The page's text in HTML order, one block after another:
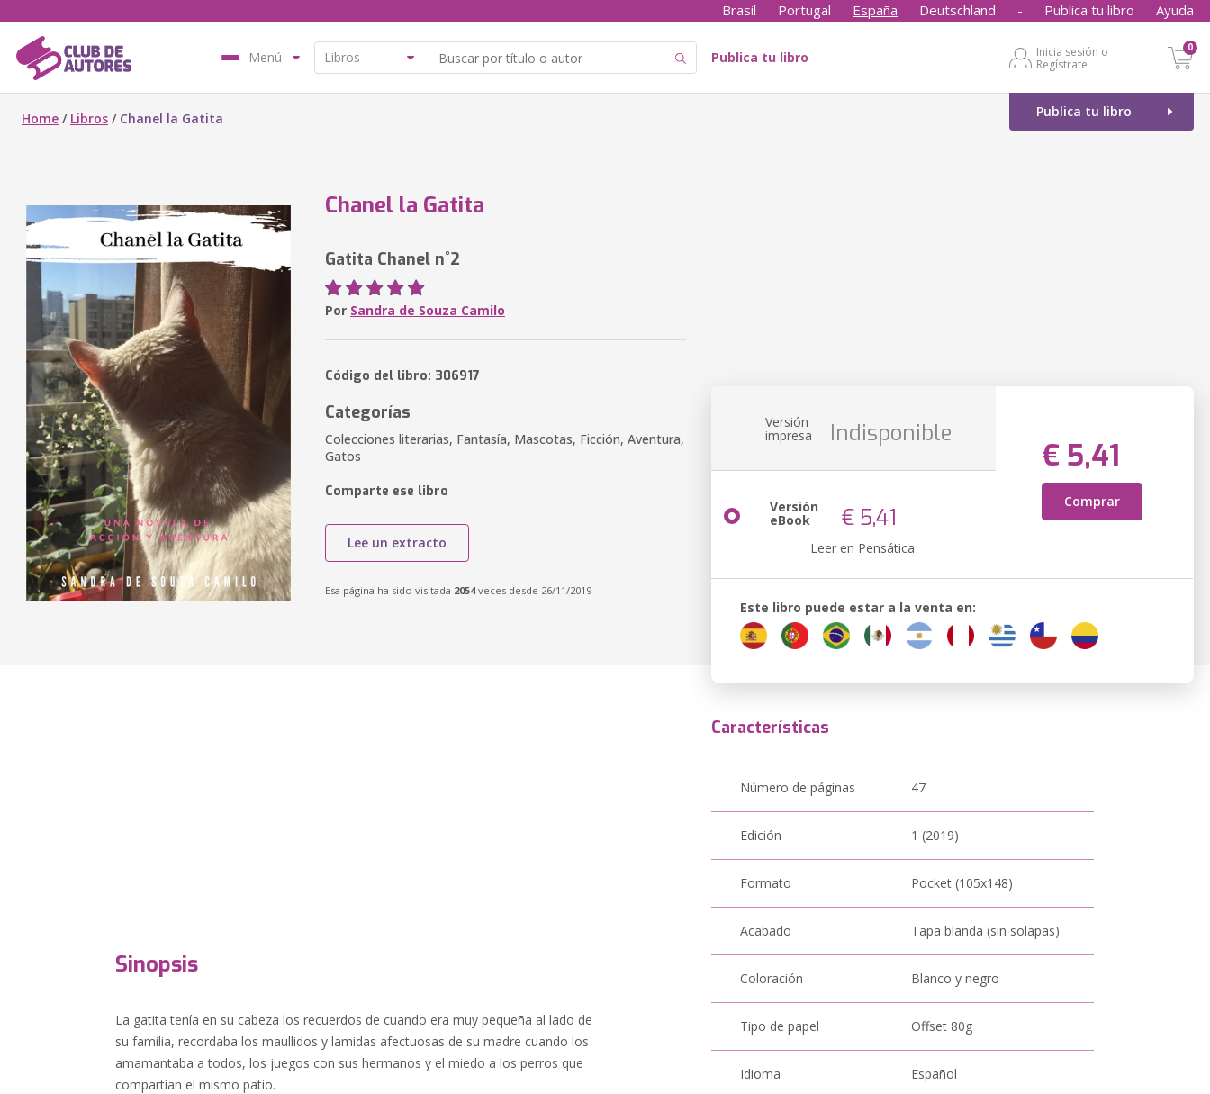
Brasil Portugal España Deutschland - Publica tu libro Ayuda
Menú Publica tu libro
Inicia sesión o
Regístrate
0
Publica tu libro
Home / Libros / Chanel la Gatita
Chanel la Gatita
Gatita Chanel n˚2
Por Sandra de Souza Camilo
Código del libro: 306917
Categorías
Colecciones literarias, Fantasía, Mascotas, Ficción, Aventura,
Gatos
Comparte ese libro
Lee un extracto
Esa página ha sido visitada 2054veces desde 26/11/2019
Versión
impresa Indisponible
€ 5,41
Comprar
Versión
eBook € 5,41
Leer en Pensática
Este libro puede estar a la venta en:
Sinopsis
La gatita tenía en su cabeza los recuerdos de cuando era muy pequeña al lado de
su familia, recordaba los maullidos y lamidas afectuosas de su madre cuando los
amamantaba a todos, los juegos con sus hermanos y el miedo a los perros que
compartían el mismo patio.
Características
Número de páginas 47
Edición 1 (2019)
Formato Pocket (105x148)
Acabado Tapa blanda (sin solapas)
Coloración Blanco y negro
Tipo de papel Offset 80g
Idioma Español